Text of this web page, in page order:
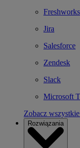
Freshworks
Jira
Salesforce
Zendesk
Slack
Microsoft
Zobacz
Rozwiązania